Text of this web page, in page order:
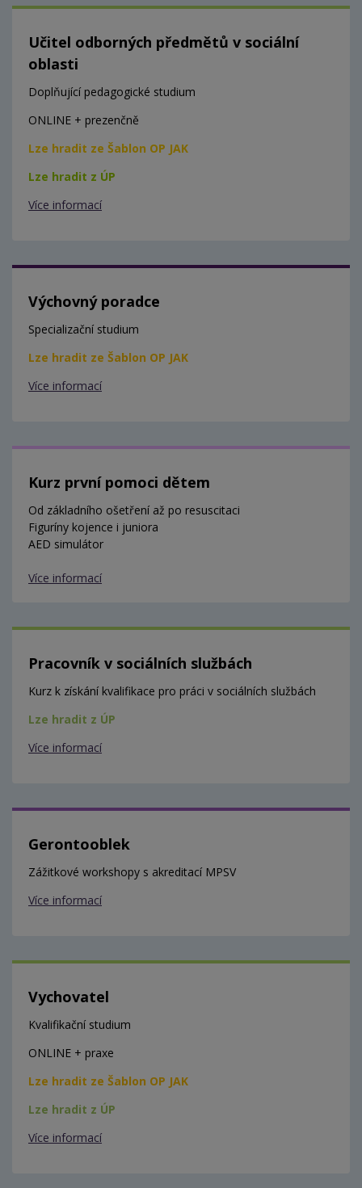
Učitel odborných předmětů v sociální
oblasti
Doplňující pedagogické studium
ONLINE + prezenčně
Lze hradit ze Šablon OP JAK
Lze hradit z ÚP
Více informací
Výchovný poradce
Specializační studium
Lze hradit ze Šablon OP JAK
Více informací
Kurz první pomoci dětem
Od základního ošetření až po resuscitaci
Figuríny kojence i juniora
AED simulátor
Více informací
Pracovník v sociálních službách
Kurz k získání kvalifikace pro práci v sociálních službách
Lze hradit z ÚP
Více informací
Gerontooblek
Zážitkové workshopy s akreditací MPSV
Více informací
Vychovatel
Kvalifikační studium
ONLINE + praxe
Lze hradit ze Šablon OP JAK
Lze hradit z ÚP
Více informací